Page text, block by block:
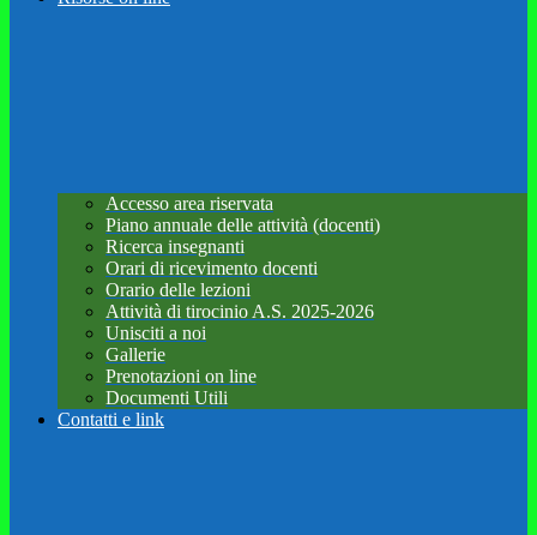
Accesso area riservata
Piano annuale delle attività (docenti)
Ricerca insegnanti
Orari di ricevimento docenti
Orario delle lezioni
Attività di tirocinio A.S. 2025-2026
Unisciti a noi
Gallerie
Prenotazioni on line
Documenti Utili
Contatti e link